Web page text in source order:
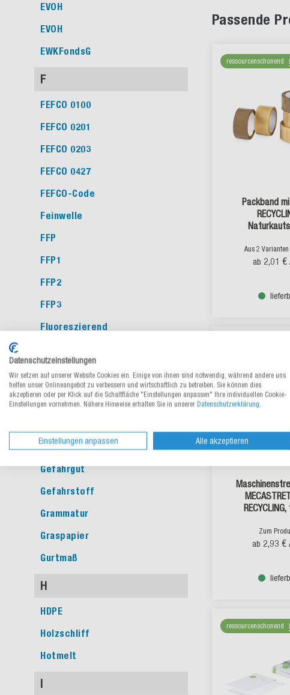
Passende
ressourcenschonend
Packband
Aus 2
ab 2,01 €
Zum
ab 2,93 €
ressourcenschonend
EVOH
EVOH
EWKFondsG
F
FEFCO 0100
FEFCO 0201
FEFCO 0203
FEFCO 0427
FEFCO-Code
Feinwelle
FFP
FFP1
FFP2
FFP3
Fluoreszierend
Frischfasern
FSC®
Gefache
Gefahrgut
Gefahrstoff
Grammatur
Graspapier
Gurtmaß
H
HDPE
Holzschliff
Hotmelt
I
Datenschutzeinstellungen
Wir setzen auf unserer Website Cookies ein. Einige von ihnen sind notwendig, während andere uns
helfen unser Onlineangebot zu verbessern und wirtschaftlich zu betreiben. Sie können dies
akzeptieren oder per Klick auf die Schaltfläche "Einstellungen anpassen" Ihre individuellen Cookie-
Einstellungen vornehmen. Nähere Hinweise erhalten Sie in unserer Datenschutzerklärung.
Einstellungen anpassen Alle akzeptieren